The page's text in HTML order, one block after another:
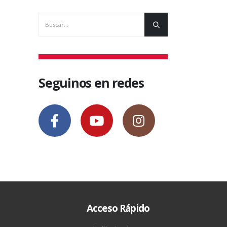
Seguinos en redes
Acceso Rápido